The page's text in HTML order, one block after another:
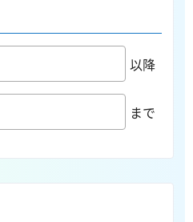
以降
まで